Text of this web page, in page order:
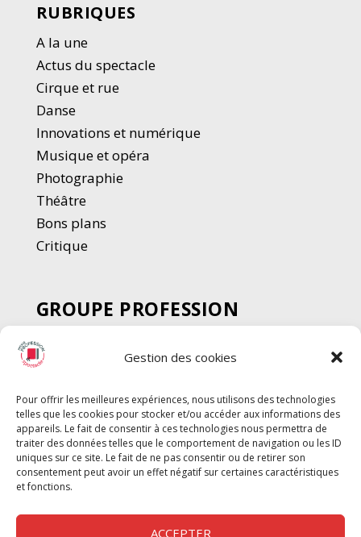
Gestion des cookies
Pour offrir les meilleures expériences, nous utilisons des technologies
telles que les cookies pour stocker et/ou accéder aux informations des
appareils. Le fait de consentir à ces technologies nous permettra de
traiter des données telles que le comportement de navigation ou les ID
uniques sur ce site. Le fait de ne pas consentir ou de retirer son
consentement peut avoir un effet négatif sur certaines caractéristiques
et fonctions.
ACCEPTER
RUBRIQUES
A la une
Actus du spectacle
Cirque et rue
Danse
Innovations et numérique
Musique et opéra
Photographie
Théâtre
Bons plans
Critique
GROUPE PROFESSION
SPECTACLE
Chèque Intermittents
Chèque Compta
Chèque Emploi Spectacle
G-Pods
Profession Audio-visuel